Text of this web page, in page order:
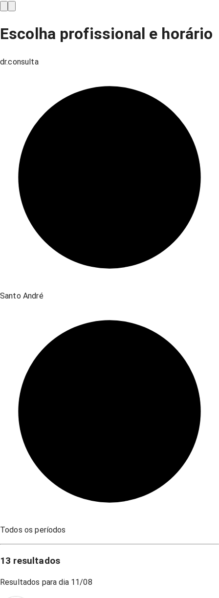
Escolha profissional e horário
dr.consulta
Santo André
Todos os períodos
13 resultados
Resultados para dia 11/08